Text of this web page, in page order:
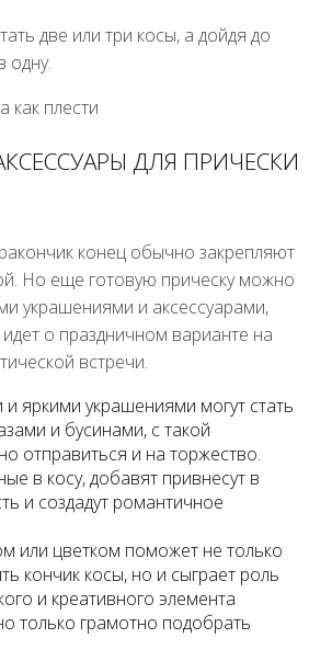
две или три косы, а дойдя до
одну.
ДЛЯ ПРИЧЕСКИ
конец обычно закрепляют
Но еще готовую прическу можно
украшениями и аксессуарами,
о праздничном варианте на
встречи.
яркими украшениями могут стать
и бусинами, с такой
отправиться и на торжество.
в косу, добавят привнесут в
и создадут романтичное
или цветком поможет не только
кончик косы, но и сыграет роль
и креативного элемента
только грамотно подобрать